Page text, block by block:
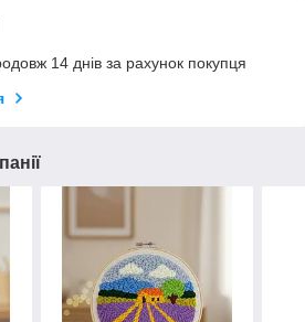
14 днів за рахунок покупця